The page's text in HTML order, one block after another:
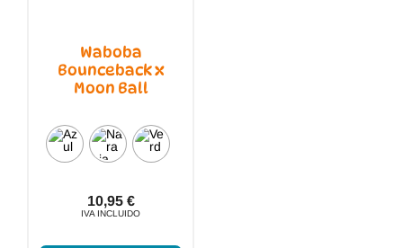
Waboba
Bounceback x
Moon Ball
10,95 €
IVA INCLUIDO